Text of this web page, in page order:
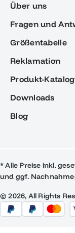
Über uns
Fragen und
Größentabelle
Reklamation
Produkt-Katalog
Downloads
Blog
* Alle Preise inkl.
und ggf.
© 2026, All Rights